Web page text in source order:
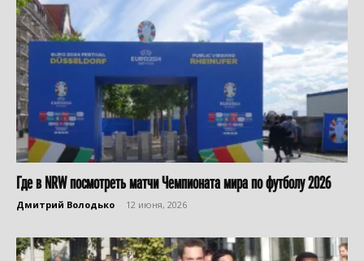
Где в NRW посмотреть матчи Чемпионата мира по футболу 2026
Дмитрий Володько 12 июня, 2026